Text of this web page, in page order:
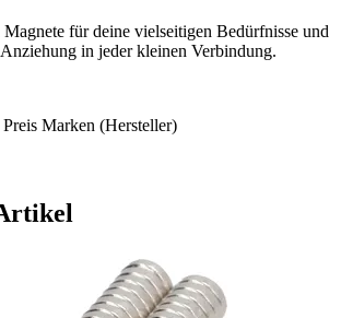
Magnete für deine vielseitigen Bedürfnisse und
in jeder kleinen Verbindung.
Preis Marken (Hersteller)